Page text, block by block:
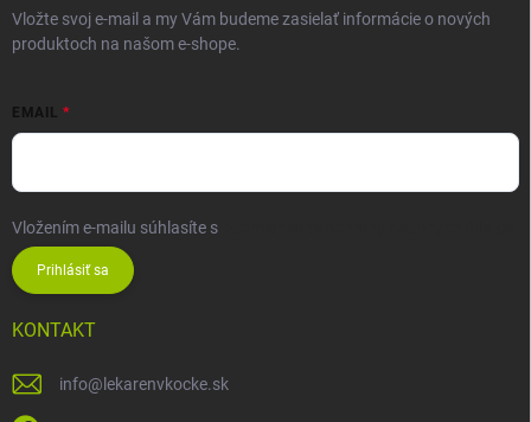
Vložte svoj e-mail a my Vám budeme zasielať informácie o nových
produktoch na našom e-shope.
EMAIL
Vložením e-mailu súhlasíte s
Prihlásiť sa
KONTAKT
info@ lekarenvkocke.sk